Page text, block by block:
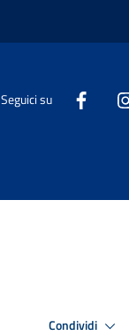
Seguici su
Condividi